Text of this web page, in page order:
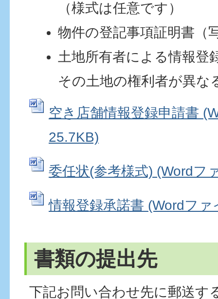
（様式は任意です）
物件の登記事項証明書（
土地所有者による情報登
その土地の権利者が異な
空き店舗情報登録申請書
25.7KB)
委任状(参考様式) (Wordフ
情報登録承諾書 (Wordフ
書類の提出先
下記お問い合わせ先に郵送す